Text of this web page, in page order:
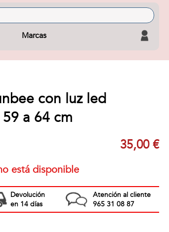
Marcas
con luz led
a 64 cm
35,00 €
está disponible
Devolución
en 14 días
Atención al cliente
965 31 08 87